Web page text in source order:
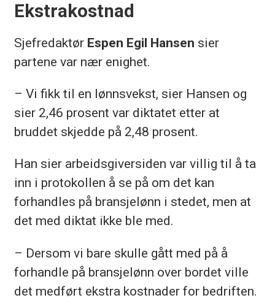
Ekstrakostnad
Sjefredaktør Espen Egil Hansen sier
partene var nær enighet.
– Vi fikk til en lønnsvekst, sier Hansen og
sier 2,46 prosent var diktatet etter at
bruddet skjedde på 2,48 prosent.
Han sier arbeidsgiversiden var villig til å ta
inn i protokollen å se på om det kan
forhandles på bransjelønn i stedet, men at
det med diktat ikke ble med.
– Dersom vi bare skulle gått med på å
forhandle på bransjelønn over bordet ville
det medført ekstra kostnader for bedriften.